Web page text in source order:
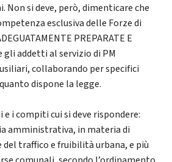
Non si deve, però, dimenticare che
esclusiva delle Forze di
PREPARATE E
gli addetti al servizio di PM
collaborando per specifici
dispone la legge.
i compiti cui si deve rispondere:
amministrativa, in materia di
traffico e fruibilità urbana, e più